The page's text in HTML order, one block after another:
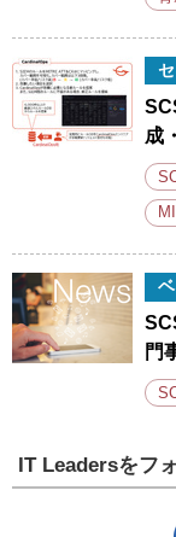
成
門
IT Leadersをフ